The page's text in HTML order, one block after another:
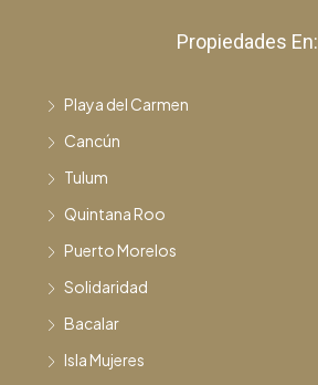
Propiedades En:
Playa del Carmen
Cancún
Tulum
Quintana Roo
Puerto Morelos
Solidaridad
Bacalar
Isla Mujeres